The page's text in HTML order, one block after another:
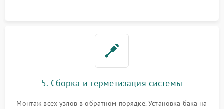
5. Сборка и герметизация системы
Монтаж всех узлов в обратном порядке. Установка бака на